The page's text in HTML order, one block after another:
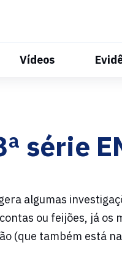
Vídeos
série
algumas
ou feijões, já
(que também está